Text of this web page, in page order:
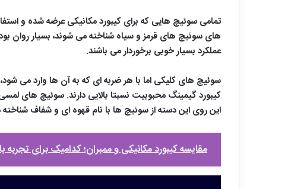
تمامی سوئیچ هایی که برای کیبورد مکانیکی عرضه شده و
های سوئیچ های قرمز و سیاه شناخته می شوند، بسیار روان
عملکرد بسیار خوبی برخوردار می باشند.
سوئیچ های کلیکی اما با هر ضربه ای که به آن ها وارد می
کیبورد گیمینگ محبوبیت نسبتا بالایی دارند. سوئیچ های
این روی این دسته از سوئیچ ها با نام قهوه ای و شفاف
مقایسه کیبورد مکانیکی و ممبران؛ کدامیک برای